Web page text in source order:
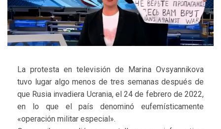
La protesta en televisión de Marina Ovsyannikova
tuvo lugar algo menos de tres semanas después de
que Rusia invadiera Ucrania, el 24 de febrero de 2022,
en lo que el país denominó eufemísticamente
«operación militar especial».